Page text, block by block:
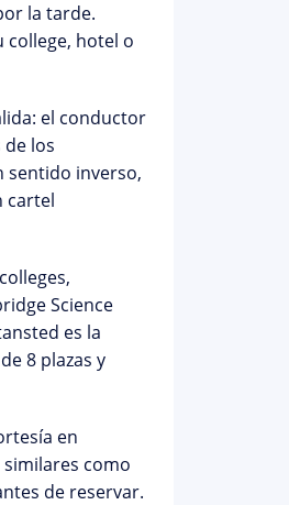
la tarde.
hotel o
el conductor
los
sentido inverso,
cartel
Science
es la
8 plazas y
en
como
de reservar.